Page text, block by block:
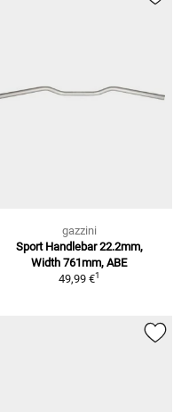
gazzini
Sport Handlebar 22.2mm,
Width 761mm, ABE
49,99 €1